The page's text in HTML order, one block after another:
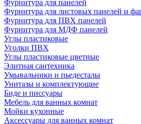
Фурнитура для панелей
Фурнитура для листовых панелей и
Фурнитура для ПВХ панелей
Фурнитура для МДФ панелей
Углы пластиковые
Уголки ПВХ
Углы пластиковые цветные
Элитная сантехника
Умывальники и пьедесталы
Унитазы и комплектующие
Биде и писсуары
Мебель для ванных комнат
Мойки кухонные
Аксессуары для ванных комнат